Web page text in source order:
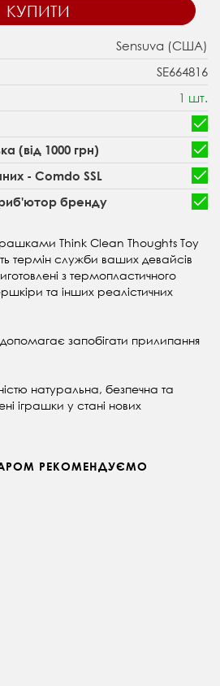
КУПИТИ
Sensuva (США)
SE664816
1 шт.
(від 1000 грн)
- Comdo SSL
бренду
Think Clean Thoughts Toy
термін служби ваших девайсів
з термопластичного
та інших реалістичних
допомагає запобігати прилипання
натуральна, безпечна та
іграшки у стані нових
РЕКОМЕНДУЄМО